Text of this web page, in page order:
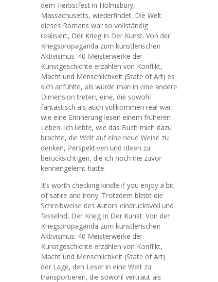
dem Herbstfest in Holmsbury,
Massachusetts, wiederfindet. Die Welt
dieses Romans war so vollständig
realisiert, Der Krieg In Der Kunst. Von der
Kriegspropaganda zum künstlerischen
Aktivismus: 40 Meisterwerke der
Kunstgeschichte erzählen von Konflikt,
Macht und Menschlichkeit (State of Art) es
sich anfühlte, als würde man in eine andere
Dimension treten, eine, die sowohl
fantastisch als auch vollkommen real war,
wie eine Erinnerung lesen einem früheren
Leben. Ich liebte, wie das Buch mich dazu
brachte, die Welt auf eine neue Weise zu
denken, Perspektiven und Ideen zu
berücksichtigen, die ich noch nie zuvor
kennengelernt hatte.
It’s worth checking kindle if you enjoy a bit
of satire and irony. Trotzdem bleibt die
Schreibweise des Autors eindrucksvoll und
fesselnd, Der Krieg In Der Kunst. Von der
Kriegspropaganda zum künstlerischen
Aktivismus: 40 Meisterwerke der
Kunstgeschichte erzählen von Konflikt,
Macht und Menschlichkeit (State of Art)
der Lage, den Leser in eine Welt zu
transportieren, die sowohl vertraut als